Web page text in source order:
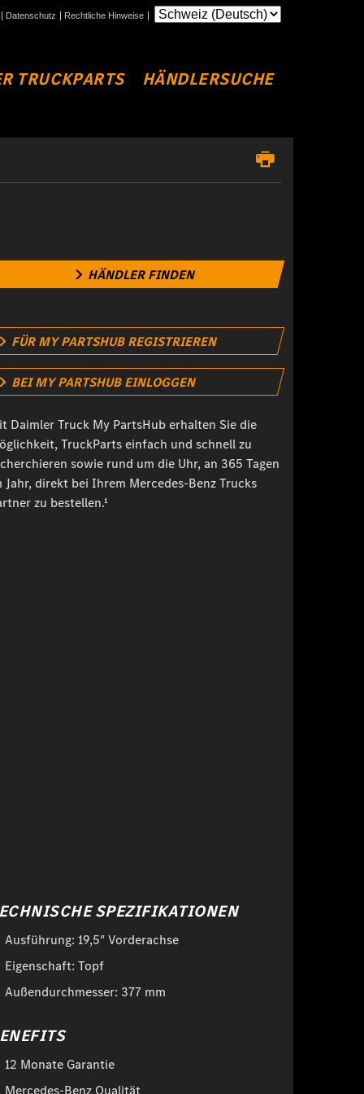
Datenschutz Rechtliche Hinweise
TRUCKPARTS HÄNDLERSUCHE
HÄNDLER FINDEN
FÜR MY PARTSHUB REGISTRIEREN
BEI MY PARTSHUB EINLOGGEN
Daimler Truck My PartsHub erhalten Sie die
TruckParts einfach und schnell zu
sowie rund um die Uhr, an 365 Tagen
Jahr, direkt bei Ihrem Mercedes-Benz Trucks
zu bestellen.¹
SPEZIFIKATIONEN
Ausführung: 19,5″ Vorderachse
Eigenschaft: Topf
Außendurchmesser: 377 mm
12 Monate Garantie
Mercedes-Benz Qualität